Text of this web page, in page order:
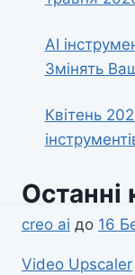
AI
Змінять
Квітень
Останні
creo ai до 16
Video Upscaler